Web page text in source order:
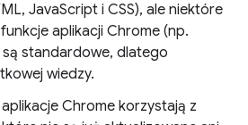
JavaScript i CSS), ale niektóre
aplikacji Chrome (np.
standardowe, dlatego
wiedzy.
aplikacje Chrome korzystają z